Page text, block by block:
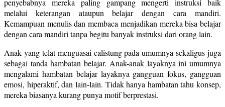
penyebabnya mereka paling gampang mengerti instruksi baik
melalui keterangan ataupun belajar dengan cara mandiri.
Kemampuan menulis dan membaca menjadikan mereka bisa belajar
dengan cara mandiri tanpa begitu banyak instruksi dari orang lain.
Anak yang telat menguasai calistung pada umumnya sekaligus juga
sebagai tanda hambatan belajar. Anak-anak layaknya ini umumnya
mengalami hambatan belajar layaknya gangguan fokus, gangguan
emosi, hiperaktif, dan lain-lain. Tidak hanya hambatan tahu konsep,
mereka biasanya kurang punya motif berprestasi.